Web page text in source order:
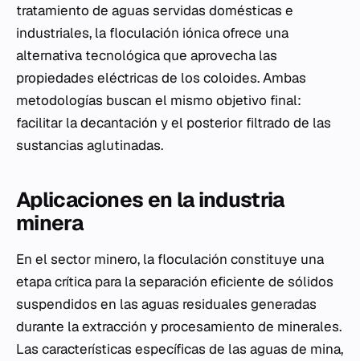
tratamiento de aguas servidas domésticas e
industriales, la floculación iónica ofrece una
alternativa tecnológica que aprovecha las
propiedades eléctricas de los coloides. Ambas
metodologías buscan el mismo objetivo final:
facilitar la decantación y el posterior filtrado de las
sustancias aglutinadas.
Aplicaciones en la industria
minera
En el sector minero, la floculación constituye una
etapa crítica para la separación eficiente de sólidos
suspendidos en las aguas residuales generadas
durante la extracción y procesamiento de minerales.
Las características específicas de las aguas de mina,